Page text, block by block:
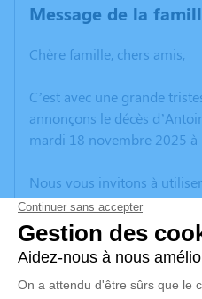
Message de la
Chère famille, chers amis,
C’est avec une grande
annonçons le décès
mardi 18 novembre 2025 à
Nous vous invitons à
vos condoléances,
anecdote ou exprimer vos
poèmes ou des textes. Cet
d'expression dédié à
BOUVIER.